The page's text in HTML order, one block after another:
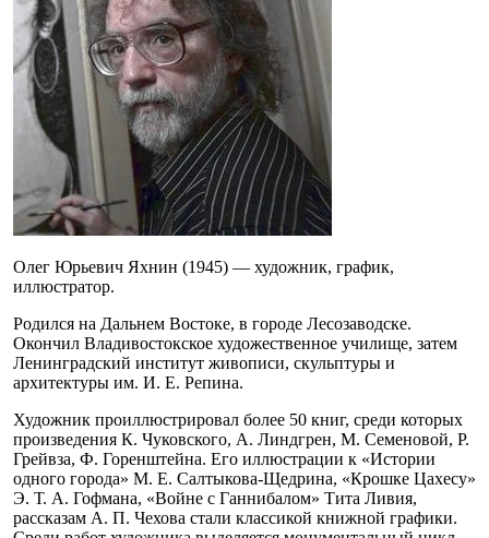
Олег Юрьевич Яхнин (1945) — художник, график,
иллюстратор.
Родился на Дальнем Востоке, в городе Лесозаводске.
Окончил Владивостокское художественное училище, затем
Ленинградский институт живописи, скульптуры и
архитектуры им. И. Е. Репина.
Художник проиллюстрировал более 50 книг, среди которых
произведения К. Чуковского, А. Линдгрен, М. Семеновой, Р.
Грейвза, Ф. Горенштейна. Его иллюстрации к «Истории
одного города» М. Е. Салтыкова-Щедрина, «Крошке Цахесу»
Э. Т. А. Гофмана, «Войне с Ганнибалом» Тита Ливия,
рассказам А. П. Чехова стали классикой книжной графики.